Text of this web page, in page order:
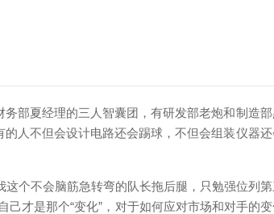
部夏经理的三人智囊团，有研发部老炮和制造
人不但会设计电路还会踢球，不但会组装仪器
个不会脑筋急转弯的队长拖后腿，只勉强位列
才是那个“变化”，对于如何应对市场和对手的